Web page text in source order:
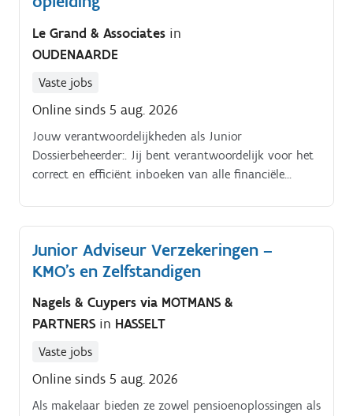
Le Grand & Associates in
OUDENAARDE
Vaste jobs
Online sinds 5 aug. 2026
Jouw verantwoordelijkheden als Junior
Dossierbeheerder:. Jij bent verantwoordelijk voor het
correct en efficiënt inboeken van alle financiële
Junior Adviseur Verzekeringen –
KMO’s en Zelfstandigen
Nagels & Cuypers via MOTMANS &
PARTNERS in HASSELT
Vaste jobs
Online sinds 5 aug. 2026
Als makelaar bieden ze zowel pensioenoplossingen als